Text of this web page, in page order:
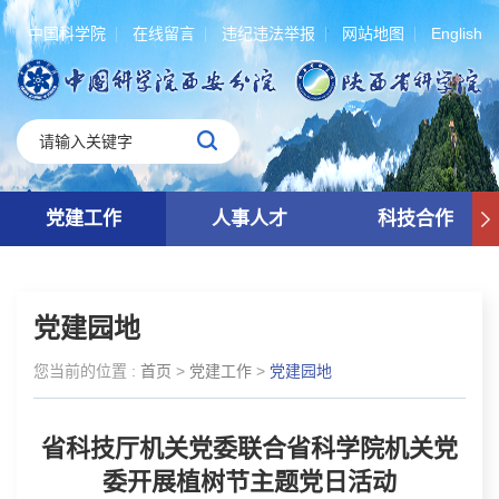
中国科学院 在线留言 违纪违法举报 网站地图 English
党建工作 人事人才 科技合作
党建园地
您当前的位置 : 首页 > 党建工作 > 党建园地
省科技厅机关党委联合省科学院机关党
委开展植树节主题党日活动